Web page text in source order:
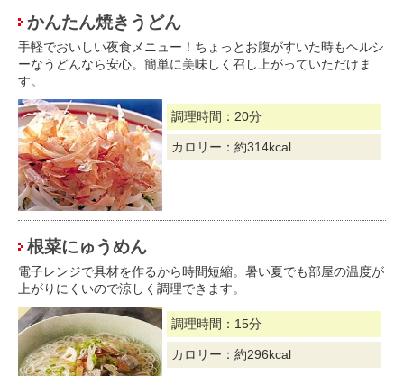
かんたん焼きうどん
手軽でおいしい夜食メニュー！ちょっとお腹がすいた時もヘルシ
ーなうどんなら安心。簡単に美味しく召し上がっていただけま
す。
調理時間：20分
カロリー：約314kcal
根菜にゅうめん
電子レンジで具材を作るから時間短縮。暑い夏でも部屋の温度が
上がりにくいので涼しく調理できます。
調理時間：15分
カロリー：約296kcal